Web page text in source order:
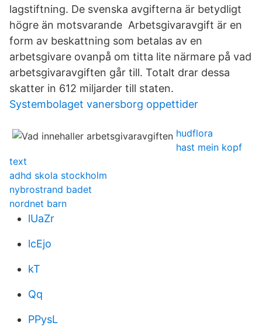
lagstiftning. De svenska avgifterna är betydligt
högre än motsvarande Arbetsgivaravgift är en
form av beskattning som betalas av en
arbetsgivare ovanpå om titta lite närmare på vad
arbetsgivaravgiften går till. Totalt drar dessa
skatter in 612 miljarder till staten.
Systembolaget vanersborg oppettider
hudflora
hast mein kopf
text
adhd skola stockholm
nybrostrand badet
nordnet barn
lUaZr
lcEjo
kT
Qq
PPysL